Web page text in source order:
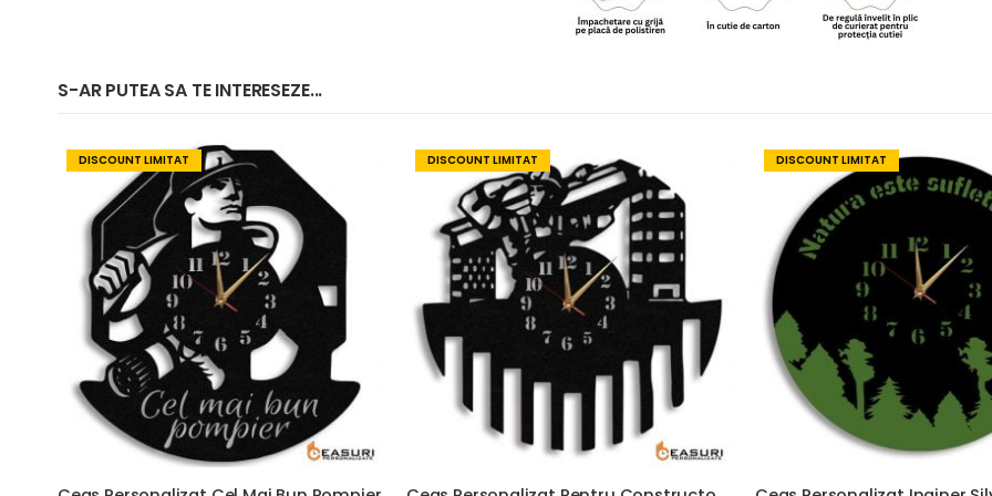
S-AR PUTEA SA TE INTERESEZE...
DISCOUNT LIMITAT DISCOUNT LIMITAT DISCOUNT LIMITAT